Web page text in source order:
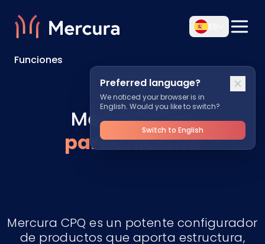
Preferred language?
We noticed your browser is in
English. Would you like to switch?
Switch to English
Funciones
Mercura CPQ
paraUniconta
Mercura CPQ es un potente configurador
de productos que aporta estructura,